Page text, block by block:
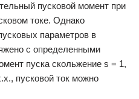
пусковой момент при
токе. Однако
параметров в
с определенными
пуска скольжение s = 1,
пусковой ток можно